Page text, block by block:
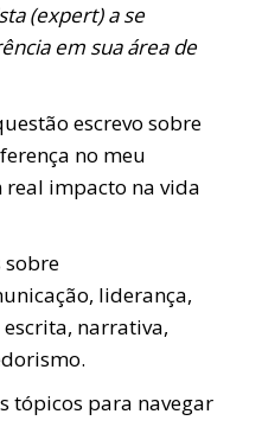
(expert) a se
em sua área de
escrevo sobre
no meu
impacto na vida
sobre
liderança,
narrativa,
tópicos para navegar